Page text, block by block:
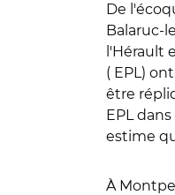
De
Balaruc-
l'Hérault
( EPL)
être
EPL
estime
À